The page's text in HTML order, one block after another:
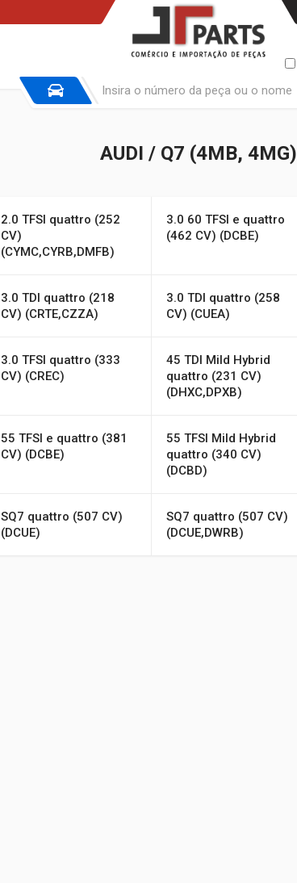
AUDI / Q7 (4MB, 4MG)
2.0 TFSI quattro (252
CV)
(CYMC,CYRB,DMFB)
3.0 60 TFSI e quattro
(462 CV) (DCBE)
3.0 TDI quattro (218
CV) (CRTE,CZZA)
3.0 TDI quattro (258
CV) (CUEA)
3.0 TFSI quattro (333
CV) (CREC)
45 TDI Mild Hybrid
quattro (231 CV)
(DHXC,DPXB)
55 TFSI e quattro (381
CV) (DCBE)
55 TFSI Mild Hybrid
quattro (340 CV)
(DCBD)
SQ7 quattro (507 CV)
(DCUE)
SQ7 quattro (507 CV)
(DCUE,DWRB)